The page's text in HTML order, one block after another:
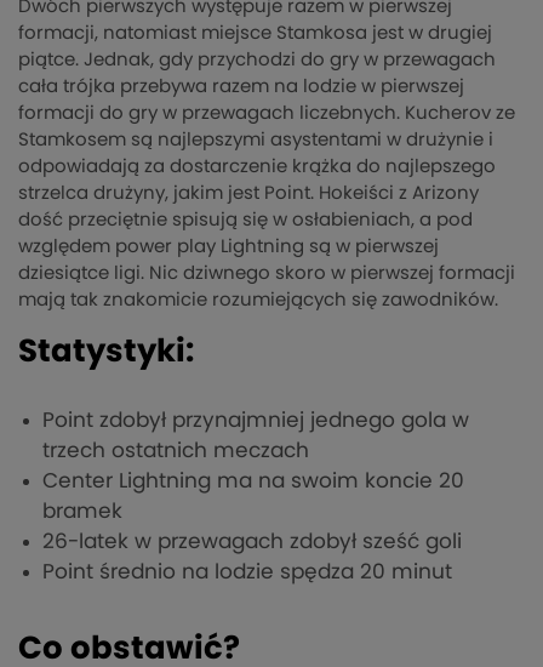
Dwóch pierwszych występuje razem w pierwszej
formacji, natomiast miejsce Stamkosa jest w drugiej
piątce. Jednak, gdy przychodzi do gry w przewagach
cała trójka przebywa razem na lodzie w pierwszej
formacji do gry w przewagach liczebnych. Kucherov ze
Stamkosem są najlepszymi asystentami w drużynie i
odpowiadają za dostarczenie krążka do najlepszego
strzelca drużyny, jakim jest Point. Hokeiści z Arizony
dość przeciętnie spisują się w osłabieniach, a pod
względem power play Lightning są w pierwszej
dziesiątce ligi. Nic dziwnego skoro w pierwszej formacji
mają tak znakomicie rozumiejących się zawodników.
Statystyki:
Point zdobył przynajmniej jednego gola w
trzech ostatnich meczach
Center Lightning ma na swoim koncie 20
bramek
26-latek w przewagach zdobył sześć goli
Point średnio na lodzie spędza 20 minut
Co obstawić?